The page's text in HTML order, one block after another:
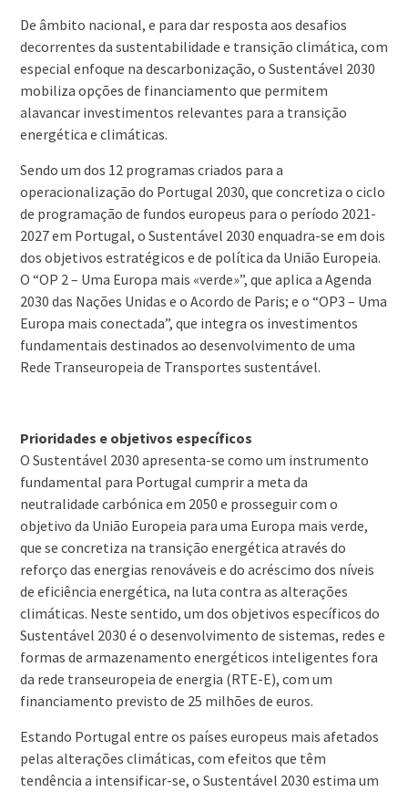
De âmbito nacional, e para dar resposta aos desafios
decorrentes da sustentabilidade e transição climática, com
especial enfoque na descarbonização, o Sustentável 2030
mobiliza opções de financiamento que permitem
alavancar investimentos relevantes para a transição
energética e climáticas.
Sendo um dos 12 programas criados para a
operacionalização do Portugal 2030, que concretiza o ciclo
de programação de fundos europeus para o período 2021-
2027 em Portugal, o Sustentável 2030 enquadra-se em dois
dos objetivos estratégicos e de política da União Europeia.
O “OP 2 – Uma Europa mais «verde»”, que aplica a Agenda
2030 das Nações Unidas e o Acordo de Paris; e o “OP3 – Uma
Europa mais conectada”, que integra os investimentos
fundamentais destinados ao desenvolvimento de uma
Rede Transeuropeia de Transportes sustentável.
Prioridades e objetivos específicos
O Sustentável 2030 apresenta-se como um instrumento
fundamental para Portugal cumprir a meta da
neutralidade carbónica em 2050 e prosseguir com o
objetivo da União Europeia para uma Europa mais verde,
que se concretiza na transição energética através do
reforço das energias renováveis e do acréscimo dos níveis
de eficiência energética, na luta contra as alterações
climáticas. Neste sentido, um dos objetivos específicos do
Sustentável 2030 é o desenvolvimento de sistemas, redes e
formas de armazenamento energéticos inteligentes fora
da rede transeuropeia de energia (RTE-E), com um
financiamento previsto de 25 milhões de euros.
Estando Portugal entre os países europeus mais afetados
pelas alterações climáticas, com efeitos que têm
tendência a intensificar-se, o Sustentável 2030 estima um